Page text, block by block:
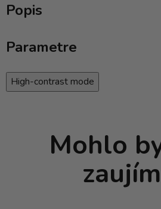
Popis
Parametre
High-contrast mode
Mohlo